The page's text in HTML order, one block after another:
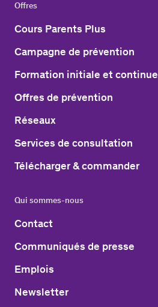
Offres
Cours Parents Plus
Campagne de prévention
Formation initiale et continue
Offres de prévention
Réseaux
Services de consultation
Télécharger & commander
Qui sommes-nous
Contact
Communiqués de presse
Emplois
Newsletter